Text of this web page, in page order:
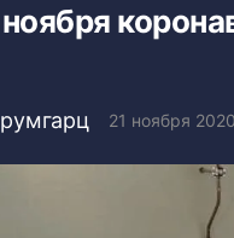
21 ноября